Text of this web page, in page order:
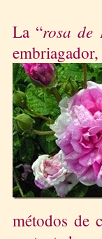
La “rosa de
métodos de